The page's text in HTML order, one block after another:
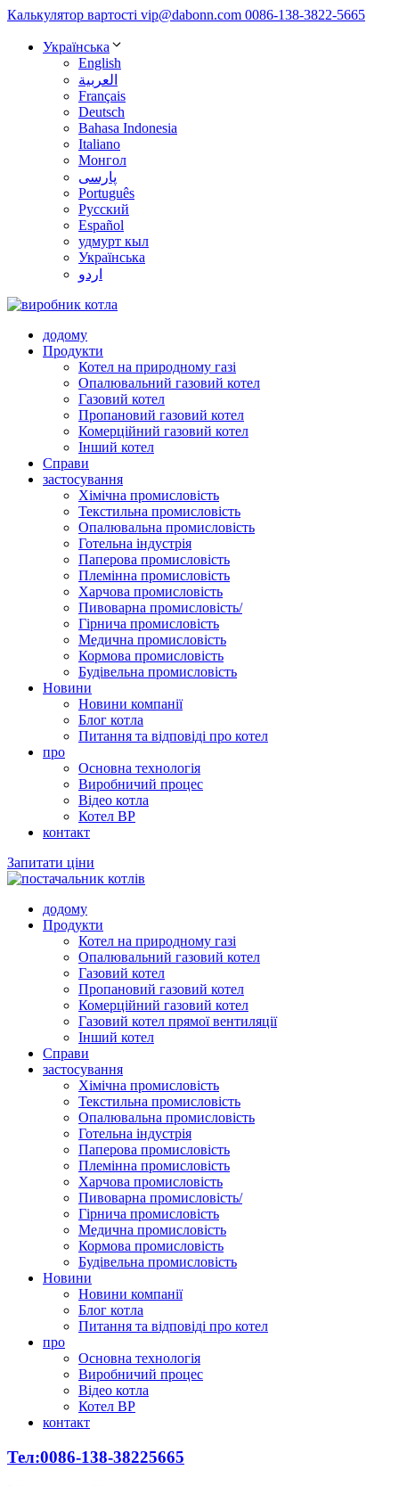
Калькулятор вартості vip@dabonn.com 0086-138-3822-5665
Українська
English
العربية
Français
Deutsch
Bahasa Indonesia
Italiano
Монгол
پارسی
Português
Русский
Español
удмурт кыл
Українська
اردو
додому
Продукти
Котел на природному газі
Опалювальний газовий котел
Газовий котел
Пропановий газовий котел
Комерційний газовий котел
Інший котел
Справи
застосування
Хімічна промисловість
Текстильна промисловість
Опалювальна промисловість
Готельна індустрія
Паперова промисловість
Племінна промисловість
Харчова промисловість
Пивоварна промисловість/
Гірнича промисловість
Медична промисловість
Кормова промисловість
Будівельна промисловість
Новини
Новини компанії
Блог котла
Питання та відповіді про котел
про
Основна технологія
Виробничий процес
Відео котла
Котел ВР
контакт
Запитати ціни
додому
Продукти
Котел на природному газі
Опалювальний газовий котел
Газовий котел
Пропановий газовий котел
Комерційний газовий котел
Газовий котел прямої вентиляції
Інший котел
Справи
застосування
Хімічна промисловість
Текстильна промисловість
Опалювальна промисловість
Готельна індустрія
Паперова промисловість
Племінна промисловість
Харчова промисловість
Пивоварна промисловість/
Гірнича промисловість
Медична промисловість
Кормова промисловість
Будівельна промисловість
Новини
Новини компанії
Блог котла
Питання та відповіді про котел
про
Основна технологія
Виробничий процес
Відео котла
Котел ВР
контакт
Тел:0086-138-38225665